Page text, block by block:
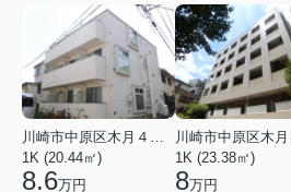
川崎市中原区木月４丁目
1K (20.44㎡)
8.6万円
1K (23.38㎡)
8万円